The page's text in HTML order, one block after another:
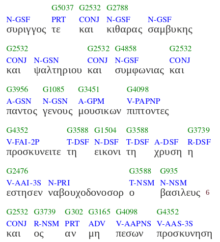
N-GSF
συριγγος
G5037
PRT
τε
G2532
CONJ
και
G2788
N-GSF
κιθαρας
N-GSF
σαμβυκης
G2532
CONJ
και
N-GSN
ψαλτηριου
G2532
CONJ
και
G4858
N-GSF
συμφωνιας
G2532
CONJ
και
G3956
A-GSN
παντος
G1085
N-GSN
γενους
G3451
A-GPM
μουσικων
G4098
V-PAPNP
πιπτοντες
G4352
V-FAI-2P
προσκυνειτε
G3588
T-DSF
τη
G1504
N-DSF
εικονι
G3588
T-DSF
τη
A-DSF
χρυση
G3739
R-DSF
η
G2476
V-AAI-3S
εστησεν
N-PRI
ναβουχοδονοσορ
G3588
T-NSM
ο
G935
N-NSM
βασιλευς 6
G2532
CONJ
και
G3739
R-NSM
ος
G302
PRT
αν
G3165
ADV
μη
G4098
V-AAPNS
πεσων
G4352
V-AAS-3S
προσκυνηση